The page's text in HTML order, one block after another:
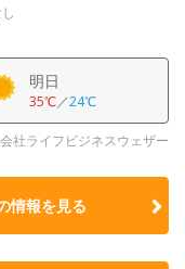
明日
35℃／24℃
社ライフビジネスウェザー
情報を見る